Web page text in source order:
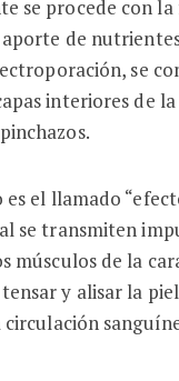
se procede con la
de
se
interiores de
es el llamado
se transmiten
músculos de la
y alisar la